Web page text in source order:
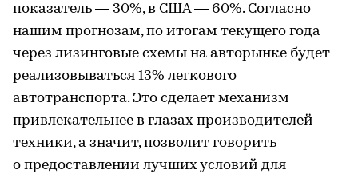
показатель — 30%, в США — 60%. Согласно
нашим прогнозам, по итогам текущего года
через лизинговые схемы на авторынке будет
реализовываться 13% легкового
автотранспорта. Это сделает механизм
привлекательнее в глазах производителей
техники, а значит, позволит говорить
о предоставлении лучших условий для